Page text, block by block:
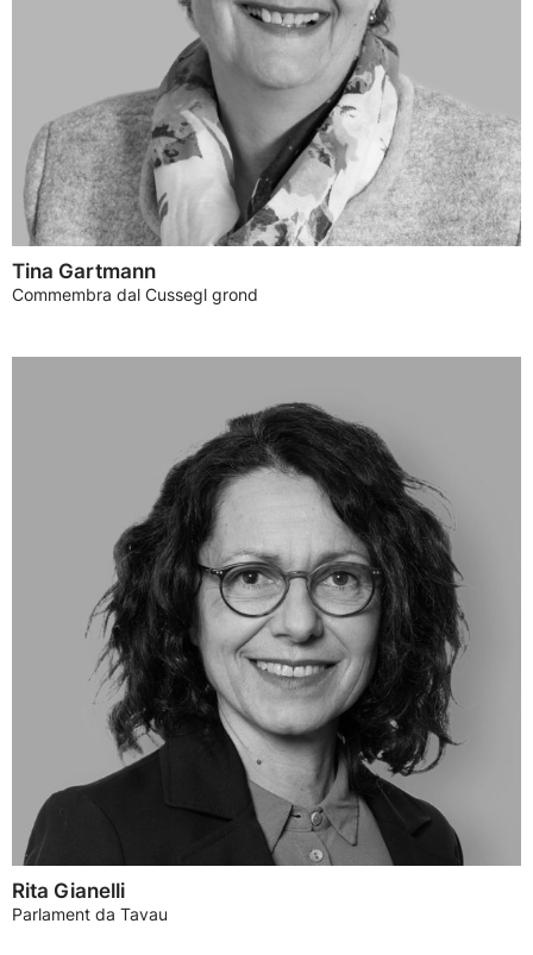
Tina Gartmann
Commembra dal Cussegl grond
Rita Gianelli
Parlament da Tavau